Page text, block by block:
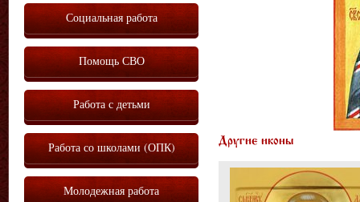
Другие иконы
Социальная работа
Помощь СВО
Работа с детьми
Работа со школами (ОПК)
Молодежная работа